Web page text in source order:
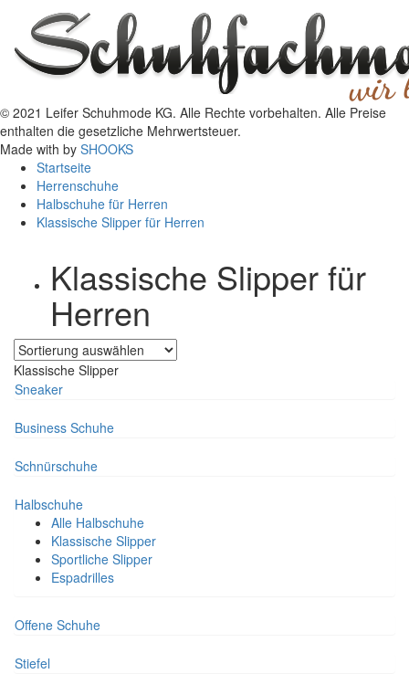
© 2021 Leifer Schuhmode KG. Alle Rechte vorbehalten. Alle Preise
enthalten die gesetzliche Mehrwertsteuer.
Made with by SHOOKS
Startseite
Herrenschuhe
Halbschuhe für Herren
Klassische Slipper für Herren
Klassische Slipper für
Herren
Klassische Slipper
Sneaker
Business Schuhe
Schnürschuhe
Halbschuhe
Alle Halbschuhe
Klassische Slipper
Sportliche Slipper
Espadrilles
Offene Schuhe
Stiefel